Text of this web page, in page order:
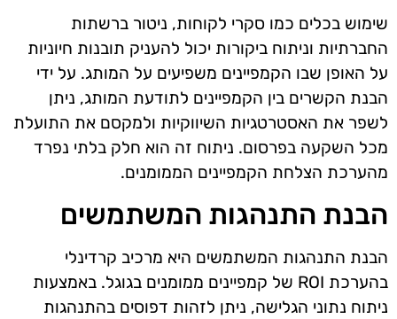
שימוש בכלים כמו סקרי לקוחות, ניטור ברשתות
החברתיות וניתוח ביקורות יכול להעניק תובנות חיוניות
על האופן שבו הקמפיינים משפיעים על המותג. על ידי
הבנת הקשרים בין הקמפיינים לתודעת המותג, ניתן
לשפר את האסטרטגיות השיווקיות ולמקסם את התועלת
מכל השקעה בפרסום. ניתוח זה הוא חלק בלתי נפרד
מהערכת הצלחת הקמפיינים הממומנים.
הבנת התנהגות המשתמשים
הבנת התנהגות המשתמשים היא מרכיב קרדינלי
בהערכת ROI של קמפיינים ממומנים בגוגל. באמצעות
ניתוח נתוני הגלישה, ניתן לזהות דפוסים בהתנהגות